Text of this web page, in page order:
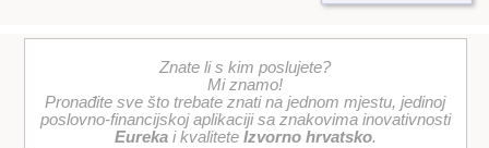
Znate li s kim poslujete?
Mi znamo!
Pronađite sve što trebate znati na jednom mjestu, jedinoj
poslovno-financijskoj aplikaciji sa znakovima inovativnosti
Eurekai kvalitete Izvorno hrvatsko.